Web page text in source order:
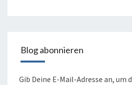
Blog abonnieren
Gib Deine E-Mail-Adresse an, um